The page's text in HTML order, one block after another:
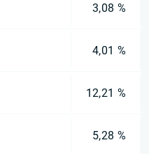
3,08 %
4,01 %
12,21 %
5,28 %